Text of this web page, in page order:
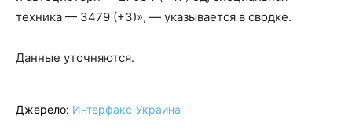
техника — 3479 (+3)», — указывается в сводке.
Данные уточняются.
Джерело: Интерфакс-Украина